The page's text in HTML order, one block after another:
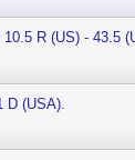
R (US) - 43.5
(USA).